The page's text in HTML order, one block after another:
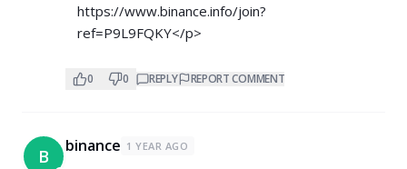
https://www.binance.info/join?
ref=P9L9FQKY</p>
0 0 REPLY REPORT COMMENT
B binance 1 YEAR AGO